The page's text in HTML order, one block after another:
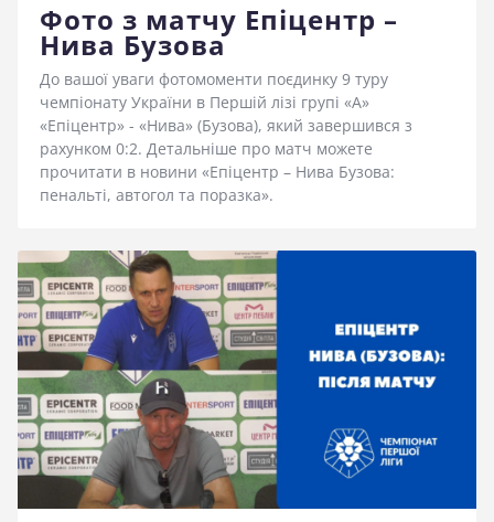
Фото з матчу Епіцентр –
Нива Бузова
До вашої уваги фотомоменти поєдинку 9 туру
чемпіонату України в Першій лізі групі «А»
«Епіцентр» - «Нива» (Бузова), який завершився з
рахунком 0:2. Детальніше про матч можете
прочитати в новини «Епіцентр – Нива Бузова:
пенальті, автогол та поразка».